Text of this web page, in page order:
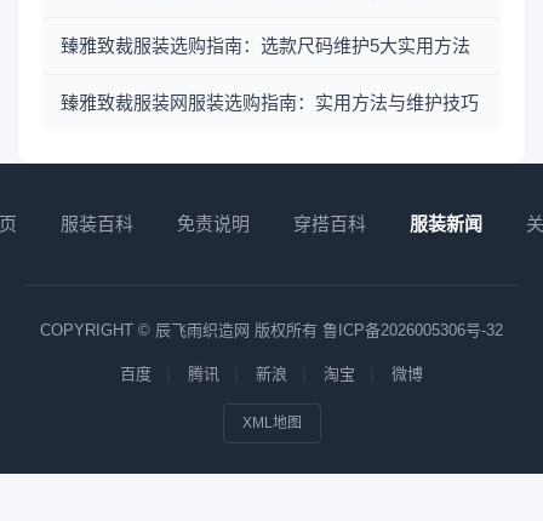
臻雅致裁服装选购指南：选款尺码维护5大实用方法
臻雅致裁服装网服装选购指南：实用方法与维护技巧
服装百科 免责说明 穿搭百科 服装新闻
COPYRIGHT © 辰飞雨织造网 版权所有 鲁ICP备2026005306号-32
百度 腾讯 新浪 淘宝 微博
XML地图